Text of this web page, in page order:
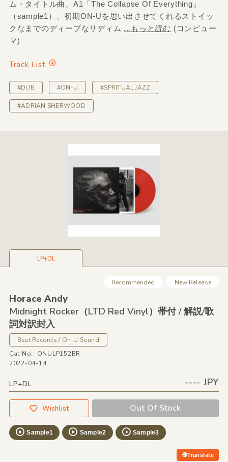
ム・タイトル曲、A1「The Collapse Of Everything」
（sample1）、初期ON-Uを思い出させてくれるストイッ
クなまでのディープなリディム ...もっと読む (コンピュー
マ)
Track List
#DUB #ON-U #SPRITUAL JAZZ
#ADRIAN SHERWOOD
LP+DL
Recommended New Release
Horace Andy
Midnight Rocker（LTD Red Vinyl）帯付 /解説/歌
詞対訳封入
Beat Records / On-U Sound
Cat No.: ONULP152BR
2022-04-14
LP+DL ---- JPY
Wishlist Out Of Stock
Sample1 Sample2 Sample3
Translate